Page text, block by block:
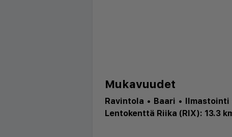
Mukavuudet
Ravintola • Baari • Ilmastointi
Lentokenttä Riika (RIX): 13.3